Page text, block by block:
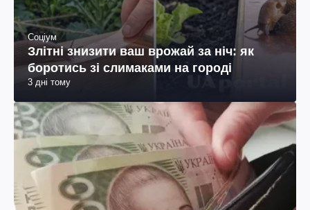
Соціум
Злітні знизити ваш врожай за ніч: як
боротись зі слимаками на городі
3 дні тому